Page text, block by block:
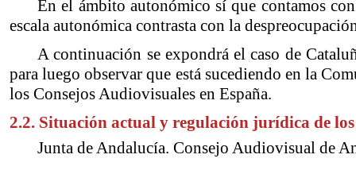
En el ámbito autonómico sí que contamos
escala autonómica contrasta con la
A continuación se expondrá el caso de
para luego observar que está sucediendo en la
los Consejos Audiovisuales en España.
2.2. Situación actual y regulación jurídica de
Junta de Andalucía. Consejo Audiovisual de